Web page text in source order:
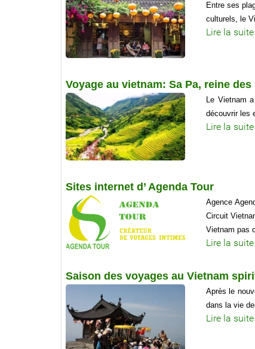
Entre ses
culturels, le
Lire la suite
Voyage au vietnam: Sa Pa, reine
Le Vietnam
découvrir les
Lire la suite
Sites internet d’ Agenda Tour
Agence
Circuit
Vietnam pas
Lire la suite
Saison des voyages au Vietnam
Après le
dans la vie
Lire la suite